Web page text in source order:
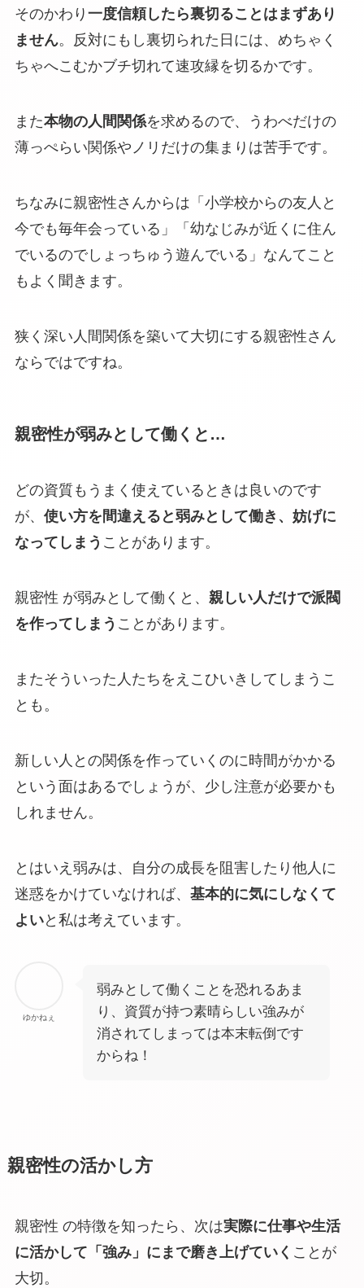
そのかわり 一度信頼したら裏切ることはまずあり
ません。反対にもし裏切られた日には、めちゃく
ちゃへこむかブチ切れて速攻縁を切るかです。
また本物の人間関係を求めるので、うわべだけの
薄っぺらい関係やノリだけの集まりは苦手です。
ちなみに親密性さんからは「小学校からの友人と
今でも毎年会っている」「幼なじみが近くに住ん
でいるのでしょっちゅう遊んでいる」なんてこと
もよく聞きます。
狭く深い人間関係を築いて大切にする親密性さん
ならではですね。
親密性が弱みとして働くと…
どの資質もうまく使えているときは良いのです
が、 使い方を間違えると弱みとして働き、妨げに
なってしまう ことがあります。
親密性 が弱みとして働くと、 親しい人だけで派閥
を作ってしまう ことがあります。
またそういった人たちをえこひいきしてしまうこ
とも。
新しい人との関係を作っていくのに時間がかかる
という面はあるでしょうが、少し注意が必要かも
しれません。
とはいえ弱みは、自分の成長を阻害したり他人に
迷惑をかけていなければ、 基本的に気にしなくて
よいと私は考えています。
ゆかねぇ
弱みとして働くことを恐れるあま
り、資質が持つ素晴らしい強みが
消されてしまっては本末転倒です
からね！
親密性の活かし方
親密性 の特徴を知ったら、次は実際に仕事や生活
に活かして「強み」にまで磨き上げていく ことが
大切。